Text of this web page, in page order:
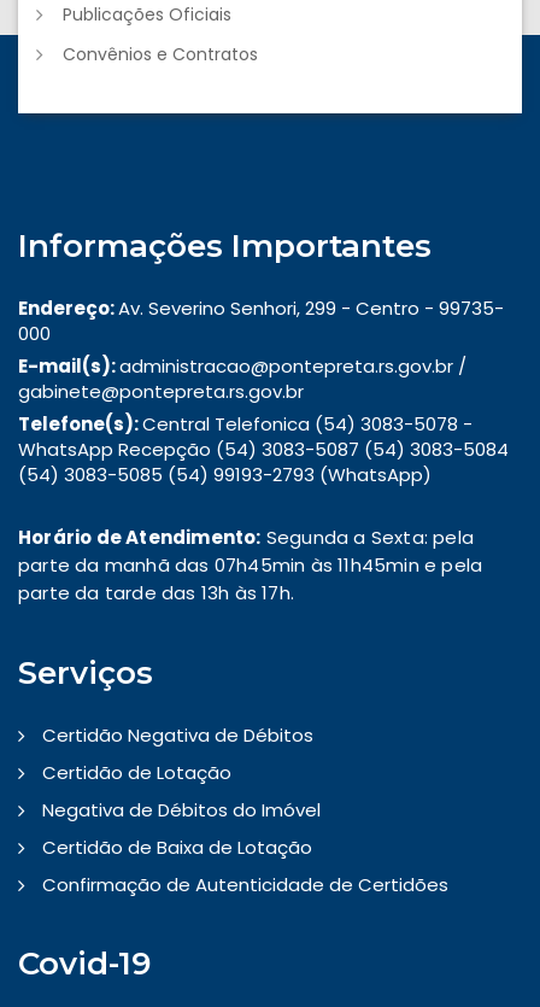
Publicações Oficiais
Convênios e Contratos
Informações Importantes
Endereço:Av. Severino Senhori, 299 - Centro - 99735-
000
E-mail(s):administracao@pontepreta.rs.gov.br /
gabinete@pontepreta.rs.gov.br
Telefone(s):Central Telefonica (54) 3083-5078 -
WhatsApp Recepção (54) 3083-5087 (54) 3083-5084
(54) 3083-5085 (54) 99193-2793 (WhatsApp)
Horário de Atendimento: Segunda a Sexta: pela
parte da manhã das 07h45min às 11h45min e pela
parte da tarde das 13h às 17h.
Serviços
Certidão Negativa de Débitos
Certidão de Lotação
Negativa de Débitos do Imóvel
Certidão de Baixa de Lotação
Confirmação de Autenticidade de Certidões
Covid-19